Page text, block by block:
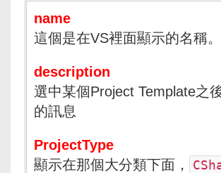
name
這個是在VS裡面顯示的名稱。
description
選中某個Project Template之
的訊息
ProjectType
顯示在那個大分類下面，